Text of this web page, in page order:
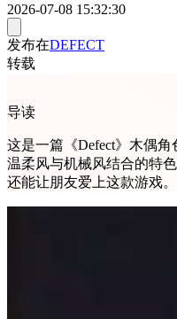
2026-07-08 15:32:30
发布在DEFECT
转载
导读
这是一篇《Defect》木偶
温柔风与机械风结合的特
还能让朋友爱上这款游戏。